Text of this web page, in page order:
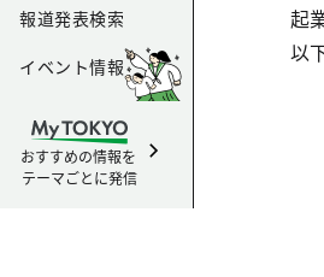
報道発表検索
イベント情報
おすすめの情報を
テーマごとに発信
起
以